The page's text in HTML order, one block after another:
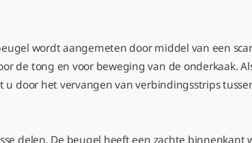
wordt aangemeten door middel van een
de tong en voor beweging van de onderkaak.
door het vervangen van verbindingsstrips
delen. De beugel heeft een zachte